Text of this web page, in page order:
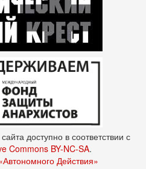
доступно в соответствии с
Commons BY-NC-SA.
Действия»